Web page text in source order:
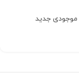
موجودی جدید